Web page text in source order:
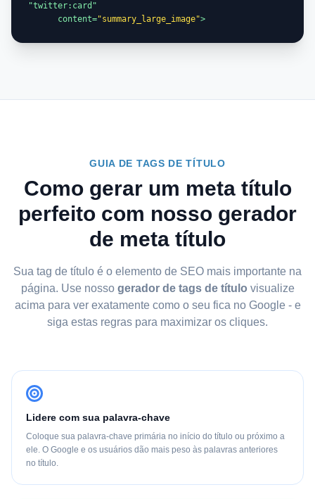
"twitter:card"
      content=
"summary_large_image">
GUIA DE TAGS DE TÍTULO
Como gerar um meta título
perfeito com nosso gerador
de meta título
Sua tag de título é o elemento de SEO mais importante na
página. Use nosso gerador de tags de título visualize
acima para ver exatamente como o seu fica no Google - e
siga estas regras para maximizar os cliques.
Lidere com sua palavra-chave
Coloque sua palavra-chave primária no início do título ou próximo a
ele. O Google e os usuários dão mais peso às palavras anteriores
no título.